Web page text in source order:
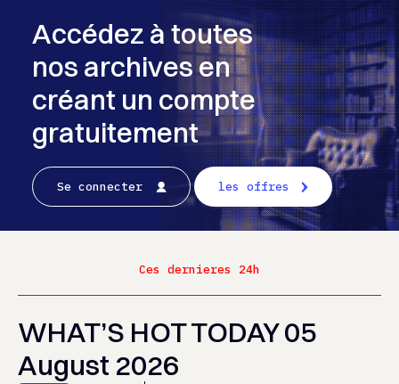
Accédez à toutes
nos archives en
créant un compte
gratuitement
Se connecter les offres
Ces dernieres 24h
WHAT’S HOT TODAY 05
August 2026